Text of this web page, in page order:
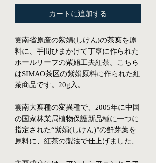
カートに追加する
雲南省原産の紫娟(しけん)の茶葉を原
料に、手間ひまかけて丁寧に作られた
ホールリーフの紫娟工夫紅茶。こちら
はSIMAO茶区の紫娟原料に作られた紅
茶商品です。20g入。
雲南大葉種の変異種で、2005年に中国
の国家林業局植物保護新品種に一つに
指定された“紫娟(しけん)”の鮮芽葉を
原料に、紅茶の製法で仕上げました。